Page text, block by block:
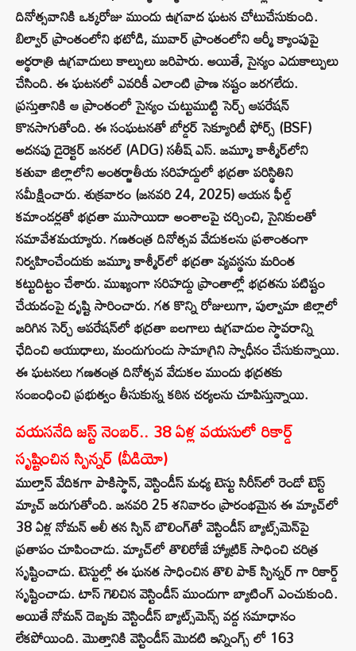
దినోత్సవానికి ఒక్కరోజు ముందు ఉగ్రవాద ఘటన చోటుచేసుకుంది.
బిల్వార్ ప్రాంతంలోని భటోడి, మువార్ ప్రాంతంలోని ఆర్మీ క్యాంపుపై
అర్థరాత్రి ఉగ్రవాదులు కాల్పులు జరిపారు. అయితే, సైన్యం ఎదుకాల్పులు
చేసింది. ఈ ఘటనలో ఎవరికీ ఎలాంటి ప్రాణ నష్టం జరగలేదు.
ప్రస్తుతానికి ఆ ప్రాంతంలో సైన్యం చుట్టుముట్టి సెర్చ్ ఆపరేషన్
కొనసాగుతోంది. ఈ సంఘటనతో బోర్డర్ సెక్యూరిటీ ఫోర్స్ (BSF)
అదనపు డైరెక్టర్ జనరల్ (ADG) సతీష్ ఎస్. జమ్మూ కాశ్మీర్‌లోని
కతువా జిల్లాలోని అంతర్జాతీయ సరిహద్దులో భద్రతా పరిస్థితిని
సమీక్షించారు. శుక్రవారం (జనవరి 24, 2025) ఆయన ఫీల్డ్
కమాండర్లతో భద్రతా ముసాయిదా అంశాలపై చర్చించి, సైనికులతో
సమావేశమయ్యారు. గణతంత్ర దినోత్సవ వేడుకలను ప్రశాంతంగా
నిర్వహించేందుకు జమ్మూ కాశ్మీర్‌లో భద్రతా వ్యవస్థను మరింత
కట్టుదిట్టం చేశారు. ముఖ్యంగా సరిహద్దు ప్రాంతాల్లో భద్రతను పటిష్టం
చేయడంపై దృష్టి సారించారు. గత కొన్ని రోజులుగా, పుల్వామా జిల్లాలో
జరిగిన సెర్చ్ ఆపరేషన్‌లో భద్రతా బలగాలు ఉగ్రవాదుల స్థావరాన్ని
ఛేదించి ఆయుధాలు, మందుగుండు సామాగ్రిని స్వాధీనం చేసుకున్నాయి.
ఈ ఘటనలు గణతంత్ర దినోత్సవ వేడుకల ముందు భద్రతకు
సంబంధించి ప్రభుత్వం తీసుకున్న కఠిన చర్యలను చూపిస్తున్నాయి.
వయసనేది జస్ట్ నెంబర్.. 38 ఏళ్ల వయసులో రికార్డ్
సృష్టించిన స్పిన్నర్ (వీడియో)
ముల్తాన్‌ వేదికగా పాకిస్థాన్‌, వెస్టిండీస్‌ మధ్య టెస్టు సిరీస్‌లో రెండో టెస్ట్
మ్యాచ్‌ జరుగుతోంది. జనవరి 25 శనివారం ప్రారంభమైన ఈ మ్యాచ్‌లో
38 ఏళ్ల నోమన్ అలీ తన స్పిన్ బౌలింగ్‌తో వెస్టిండీస్ బ్యాట్స్‌మెన్‌పై
ప్రతాపం చూపించాడు. మ్యాచ్‌లో తొలిరోజే హ్యాట్రిక్‌ సాధించి చరిత్ర
సృష్టించాడు. టెస్టుల్లో ఈ ఘనత సాధించిన తొలి పాక్‌ స్పిన్నర్‌ గా రికార్డ్
సృష్టించాడు. టాస్ గెలిచిన వెస్టిండీస్ ముందుగా బ్యాటింగ్ ఎంచుకుంది.
అయితే నోమన్ దెబ్బకు వెస్టిండీస్‌ బ్యాట్స్‌మెన్స్ వద్ద సమాధానం
లేకపోయింది. మొత్తానికి వెస్టిండీస్‌ మొదటి ఇన్నింగ్స్ లో 163